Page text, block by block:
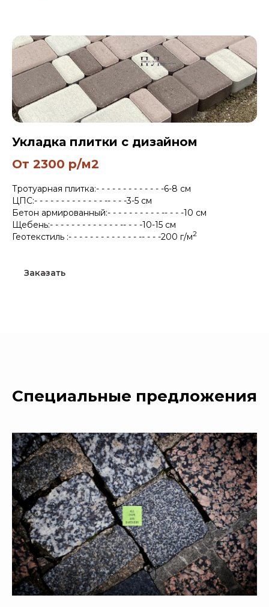
Укладка плитки с дизайном
От 2300 р/м2
Тротуарная плитка:- - - - - - - - - - - - -6-8 см
ЦПС:- - - - - - - - - - - - - -- - - -3-5 см
Бетон армированный:- - - - - - - - - - -- - - -10 см
Щебень:- - - - - - - - - - - - - -- - - -10-15 см
Геотекстиль :- - - - - - - - - - - - - -- - - -200 г/м2
Заказать
Специальные предложения